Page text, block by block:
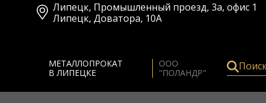
Липецк, Промышленный проезд, 3а, офис 1
Липецк, Доватора, 10А
МЕТАЛЛОПРОКАТ
В ЛИПЕЦКЕ
ООО
"ПОЛАНДР"